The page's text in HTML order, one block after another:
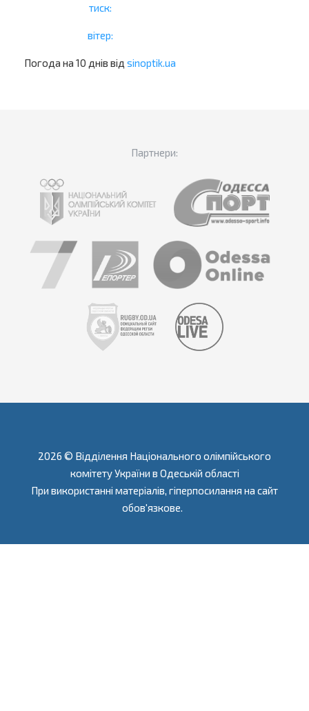
тиск:
вітер:
Погода на 10 днів від sinoptik.ua
Партнери:
2026 © Відділення Національного олімпійського
комітету України в Одеській області
При використанні матеріалів, гіперпосилання на сайт
обов'язкове.